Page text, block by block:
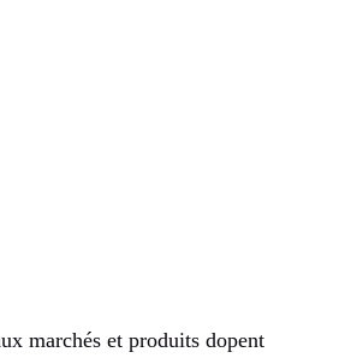
marchés et produits dopent